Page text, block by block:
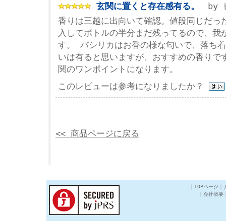
玄関に置くと存在感有る。
by
香りは三越に出向いて確認。値段同じだ
入してボトルの半分まだ残ってるので、
す。 バシリカはお香の様な匂いで、落ち
いは有ると思いますが、おすすめの香り
関のワンポイントになります。
このレビューは参考になりましたか？
<< 商品ページに戻る
TOPページ
会社概要